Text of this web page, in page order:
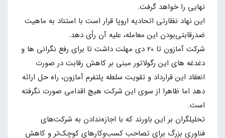
نهایی را خواهد گرفت.
این نهاد نظارتی اتحادیه اروپا قرار است با استناد به ماهیت
ضدرقابتی‌بودن این معامله، علیه آن رأی دهد.
شرکت آمازون تا 20 دی مهلت داشت تا برای رفع نگرانی ها و
دغدغه های این رگولاتور مبنی بر کاهش رقابت در صورت
انعقاد این قرارداد و تقویت سلطه پلتفرم آمازون، راه حل ارائه
دهد اما ظاهرا از سوی این شرکت هیچ اقدامی صورت نگرفته
است.
تحلیلگران بر این باورند که با اجازه‌ندادن به شرکت‌های
فناوری بزرگ برای تصاحب کسب‌وکارهای کوچک‌تر و کاهش